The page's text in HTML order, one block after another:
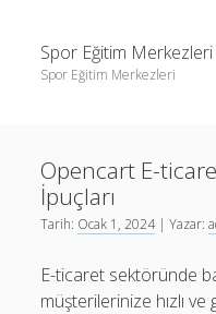
Spor Eğitim Merkezleri
Spor Eğitim Merkezleri
Sayfa Listesi
Şifresiz Instagram Beğeni
Liste
Şifresiz Instagram Beğeni
Opencart E-
İpuçları
Tarih: Ocak 1, 2024| Yazar:
E-ticaret sektöründe
müşterilerinize hızlı